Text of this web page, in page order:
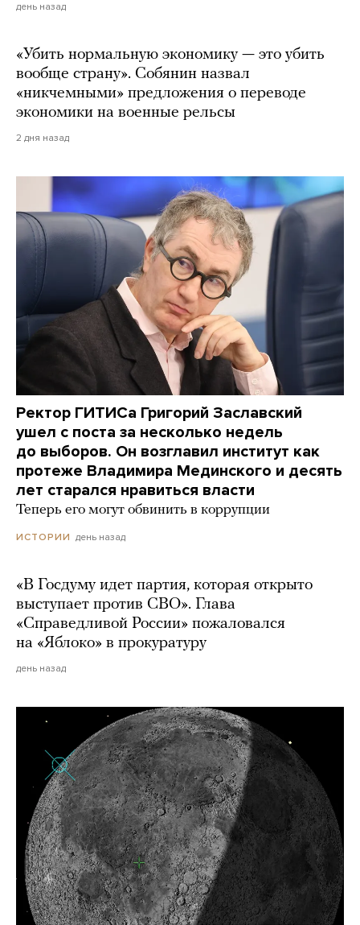
день назад
«Убить нормальную экономику — это убить
вообще страну». Собянин назвал
«никчемными» предложения о переводе
экономики на военные рельсы
2 дня назад
Ректор ГИТИСа Григорий Заславский
ушел с поста за несколько недель
до выборов. Он возглавил институт как
протеже Владимира Мединского и десять
лет старался нравиться власти
Теперь его могут обвинить в коррупции
ИСТОРИИ день назад
«В Госдуму идет партия, которая открыто
выступает против СВО». Глава
«Справедливой России» пожаловался
на «Яблоко» в прокуратуру
день назад